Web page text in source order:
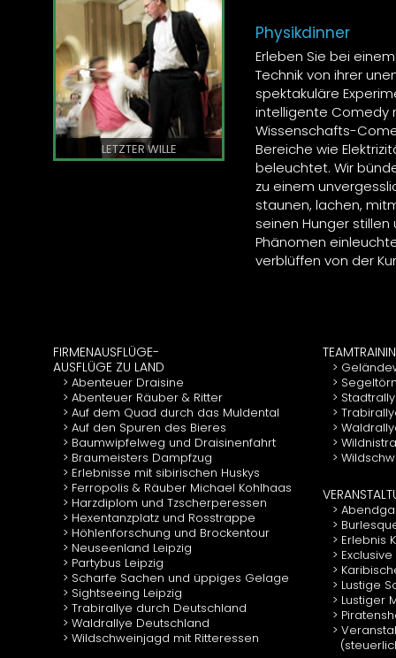
LETZTER WILLE
Physikdinner
Erleben Sie bei
Technik von ihrer
spektakuläre
intelligente Comedy
Wissenschafts-
Bereiche wie
beleuchtet. Wir
zu einem
staunen, lachen,
seinen Hunger
Phänomen
verblüffen von der
FIRMENAUSFLÜGE-
AUSFLÜGE ZU LAND
Abenteuer Draisine
Abenteuer Räuber & Ritter
Auf dem Quad durch das Muldental
Auf den Spuren des Bieres
Baumwipfelweg und Draisinenfahrt
Braumeisters Dampfzug
Erlebnisse mit sibirischen Huskys
Ferropolis & Räuber Michael Kohlhaas
Harzdiplom und Tzscherperessen
Hexentanzplatz und Rosstrappe
Höhlenforschung und Brockentour
Neuseenland Leipzig
Partybus Leipzig
Scharfe Sachen und üppiges Gelage
Sightseeing Leipzig
Trabirallye durch Deutschland
Waldrallye Deutschland
Wildschweinjagd mit Ritteressen
Erlebnis
Lustige
Lustiger